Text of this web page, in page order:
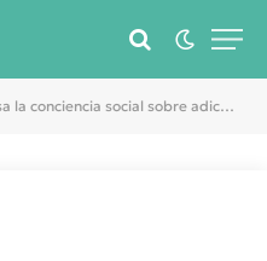
sobre adicciones con un nuevo espacio radiofónico ‘Sintoniza Salud’